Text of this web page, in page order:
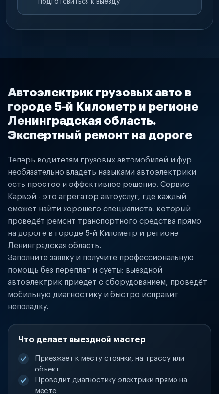
подготовиться к выезду.
Автоэлектрик грузовых авто в
городе 5-й Километр и регионе
Ленинградская область.
Экспертный ремонт на дороге
Теперь водителям грузовых автомобилей и фур
необязательно владеть навыками автоэлектрики:
есть простое и эффективное решение. Сервис
Карвэй - это агрегатор автоуслуг, где каждый
сможет найти хорошего специалиста, который
проведёт ремонт транспортного средства прямо
на дороге в городе 5-й Километр и регионе
Ленинградская область.
Заполните заявку и получите профессиональную
помощь без переплат и суеты: выездной
автоэлектрик приедет с оборудованием, проведёт
мобильную диагностику и быстро исправит
неполадку.
Что делает выездной мастер
Приезжает к месту стоянки, на трассу или
объект
Проводит диагностику электрики прямо на
месте